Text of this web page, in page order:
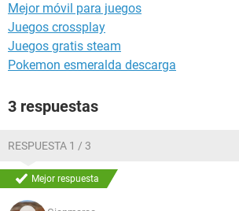
Mejor móvil para juegos
Juegos crossplay
Juegos gratis steam
Pokemon esmeralda descarga
3 respuestas
RESPUESTA 1 / 3
Mejor respuesta